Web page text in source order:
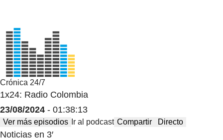
Crónica 24/7
1x24: Radio Colombia
23/08/2024 - 01:38:13
Ver más episodios Ir al podcast Compartir Directo
Noticias en 3′